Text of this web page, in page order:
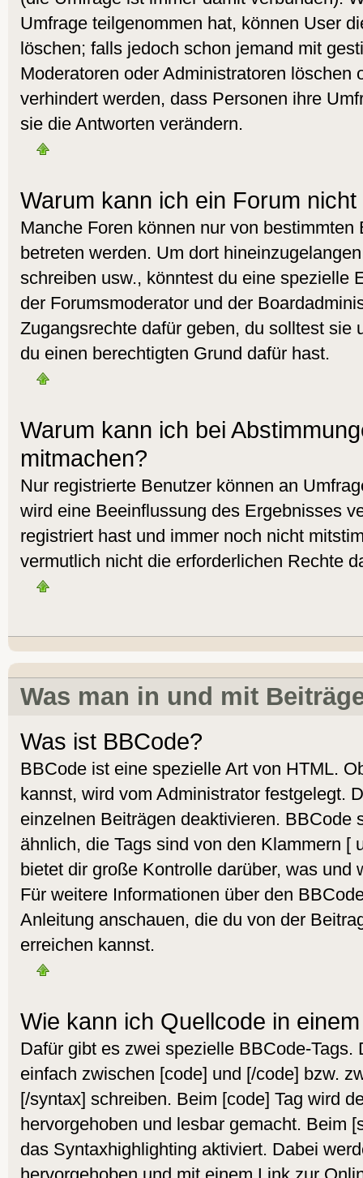
Umfrage teilgenommen hat, können User
löschen; falls jedoch schon jemand mit
Moderatoren oder Administratoren löschen
verhindert werden, dass Personen ihre
sie die Antworten verändern.
Warum kann ich ein Forum
Manche Foren können nur von bestimmten
betreten werden. Um dort
schreiben usw., könntest du eine spezielle
der Forumsmoderator und der
Zugangsrechte dafür geben, du solltest sie
du einen berechtigten Grund dafür hast.
Warum kann ich bei
mitmachen?
Nur registrierte Benutzer können an
wird eine Beeinflussung des Ergebnisses
registriert hast und immer noch nicht
vermutlich nicht die erforderlichen Rechte
Was man in und mit
Was ist BBCode?
BBCode ist eine spezielle Art von HTML.
kannst, wird vom Administrator festgelegt.
einzelnen Beiträgen deaktivieren. BBCode
ähnlich, die Tags sind von den Klammern [
bietet dir große Kontrolle darüber, was und
Für weitere Informationen über den
Anleitung anschauen, die du von der
erreichen kannst.
Wie kann ich Quellcode in
Dafür gibt es zwei spezielle BBCode-Tags.
einfach zwischen [code] und [/code] bzw.
[/syntax] schreiben. Beim [code] Tag wird
hervorgehoben und lesbar gemacht. Beim
das Syntaxhighlighting aktiviert. Dabei